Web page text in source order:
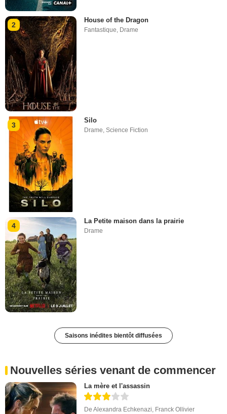
2
House of the Dragon
Fantastique, Drame
3
Silo
Drame,Science Fiction
4
La Petite maison dans la prairie
Drame
Saisons inédites bientôt diffusées
Nouvelles séries venant de commencer
La mère et l'assassin
DeAlexandra Echkenazi, Franck Ollivier